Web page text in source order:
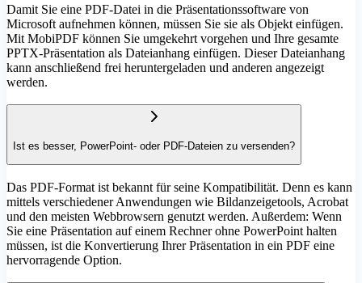
Damit Sie eine PDF-Datei in die Präsentationssoftware von
Microsoft aufnehmen können, müssen Sie sie als Objekt einfügen.
Mit MobiPDF können Sie umgekehrt vorgehen und Ihre gesamte
PPTX-Präsentation als Dateianhang einfügen. Dieser Dateianhang
kann anschließend frei heruntergeladen und anderen angezeigt
werden.
Ist es besser, PowerPoint- oder PDF-Dateien zu versenden?
Das PDF-Format ist bekannt für seine Kompatibilität. Denn es kann
mittels verschiedener Anwendungen wie Bildanzeigetools, Acrobat
und den meisten Webbrowsern genutzt werden. Außerdem: Wenn
Sie eine Präsentation auf einem Rechner ohne PowerPoint halten
müssen, ist die Konvertierung Ihrer Präsentation in ein PDF eine
hervorragende Option.